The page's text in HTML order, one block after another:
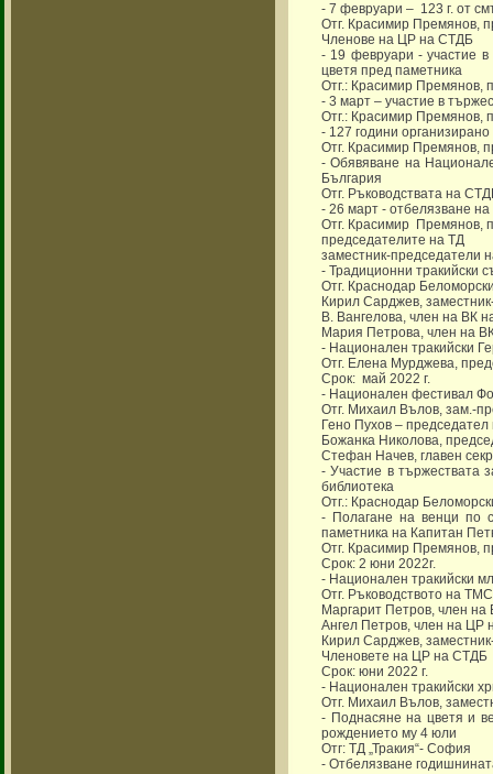
- 7 февруари – 123 г. от
Отг. Красимир Премянов,
Членове на ЦР на СТДБ
- 19 февруари - участие
цветя пред паметника
Отг.: Красимир Премянов,
- 3 март – участие в
Отг.: Красимир Премянов,
- 127 години
Отг. Красимир Премянов,
- Обявяване на
България
Отг. Ръководствата на
- 26 март - отбелязване
Отг. Красимир Премянов,
председателите на ТД
заместник-председатели
- Традиционни тракийски
Отг. Краснодар
Кирил Сарджев,
В. Вангелова, член на ВК
Мария Петрова, член на
- Национален тракийски
Отг. Елена Мурджева,
Срок: май 2022 г.
- Национален фестивал
Отг. Михаил Вълов, зам.-
Гено Пухов – председател
Божанка Николова,
Стефан Начев, главен
- Участие в тържествата
библиотека
Отг.: Краснодар
- Полагане на венци по
паметника на Капитан
Отг. Красимир Премянов,
Срок: 2 юни 2022г.
- Национален тракийски
Отг. Ръководството на
Маргарит Петров, член
Ангел Петров, член на ЦР
Кирил Сарджев,
Членовете на ЦР на СТДБ
Срок: юни 2022 г.
- Национален тракийски
Отг. Михаил Вълов,
- Поднасяне на цветя и
рождението му 4 юли
Отг: ТД „Тракия“- София
- Отбелязване